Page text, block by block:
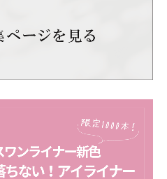
ちらでも色が出にくくなる
期保管をする際は横向きで保
したら、問題はございませ